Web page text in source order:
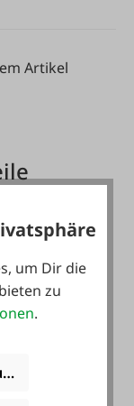
Artikel
um Dir die
zu
.